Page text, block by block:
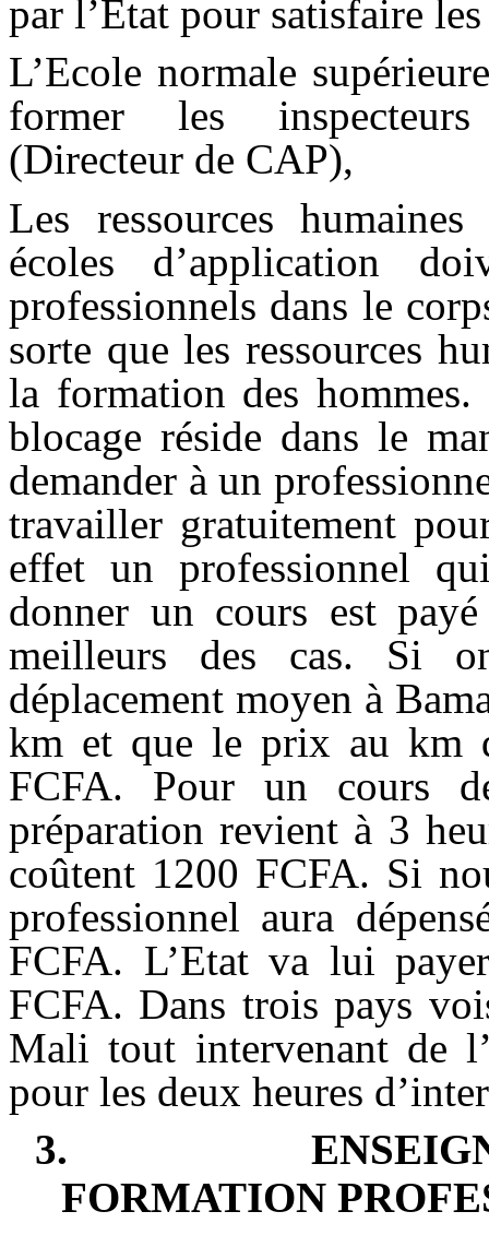
par l’Etat pour satisfaire
L’Ecole normale
former les inspecteurs
(Directeur de CAP),
Les ressources
écoles d’application
professionnels dans le
sorte que les ressources
la formation des
blocage réside dans le
demander à un
travailler gratuitement
effet un professionnel
donner un cours est
meilleurs des cas. Si
déplacement moyen à
km et que le prix au km
FCFA. Pour un cours
préparation revient à 3
coûtent 1200 FCFA. Si
professionnel aura
FCFA. L’Etat va lui
FCFA. Dans trois pays
Mali tout intervenant de
pour les deux heures
3.
FORMATION